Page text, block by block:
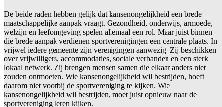
De beide raden hebben gelijk dat kansenongelijkheid een brede
maatschappelijke aanpak vraagt. Gezondheid, onderwijs, armoede,
welzijn en leefomgeving spelen allemaal een rol. Maar juist binnen
die brede aanpak verdienen sportverenigingen een centrale plaats. In
vrijwel iedere gemeente zijn verenigingen aanwezig. Zij beschikken
over vrijwilligers, accommodaties, sociale verbanden en een sterk
lokaal netwerk. Zij brengen mensen samen die elkaar anders niet
zouden ontmoeten. Wie kansenongelijkheid wil bestrijden, hoeft
daarom niet voorbij de sportvereniging te kijken. Wie
kansenongelijkheid wil bestrijden, moet juist opnieuw naar de
sportvereniging leren kijken.